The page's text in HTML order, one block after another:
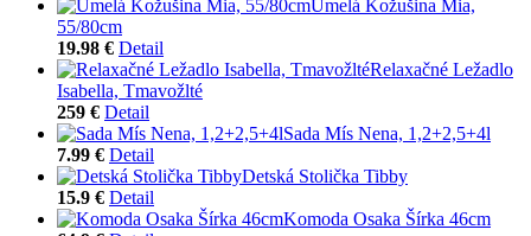
Umelá Kožušina Mia,
55/80cm
19.98 € Detail
Relaxačné Ležadlo
Isabella, Tmavožlté
259 € Detail
Sada Mís Nena, 1,2+2,5+4l
7.99 € Detail
Detská Stolička Tibby
15.9 € Detail
Komoda Osaka Šírka 46cm